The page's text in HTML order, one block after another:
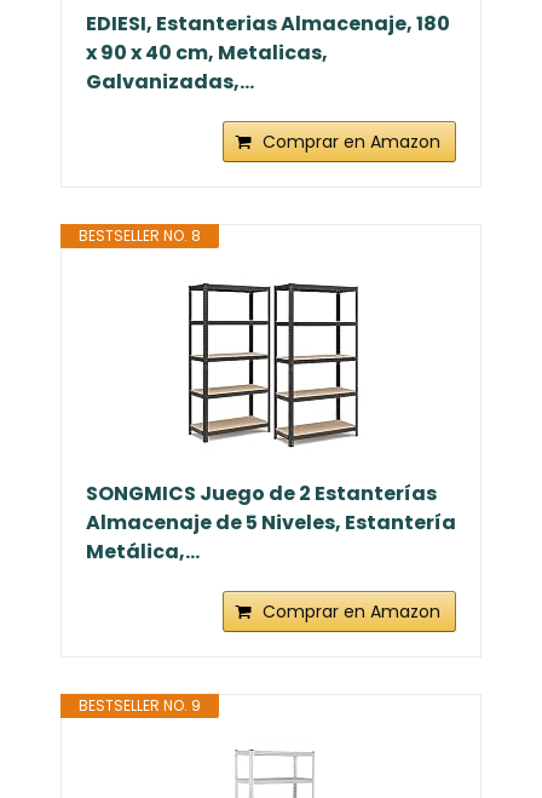
EDIESI, Estanterias Almacenaje, 180
x 90 x 40 cm, Metalicas,
Galvanizadas,...
Comprar en Amazon
BESTSELLER NO. 8
SONGMICS Juego de 2 Estanterías
Almacenaje de 5 Niveles, Estantería
Metálica,...
Comprar en Amazon
BESTSELLER NO. 9